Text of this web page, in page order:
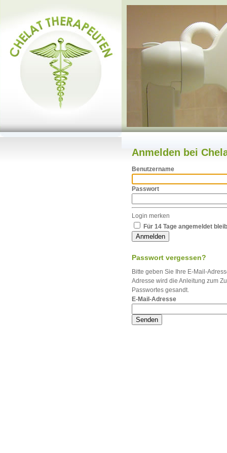
Anmelden bei
Benutzername
Passwort
Login merken
Für 14 Tage angemeldet
Anmelden
Passwort vergessen?
Bitte geben Sie Ihre E-Mail-
Adresse wird die Anleitung zum
Passwortes gesandt.
E-Mail-Adresse
Senden